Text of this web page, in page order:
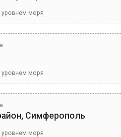
уровнем моря
уровнем моря
Симферополь
уровнем моря